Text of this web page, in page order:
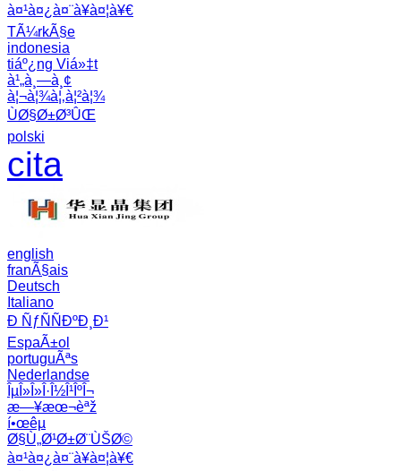
à¤¹à¤¿à¤¨à¥à¤¦à¥€
TÃ¼rkÃ§e
indonesia
tiáº¿ng Viá»‡t
à¹„à¸—à¸¢
à¦¬à¦¾à¦‚à¦²à¦¾
ÙØ§Ø±Ø³ÛŒ
polski
cita
english
franÃ§ais
Deutsch
Italiano
Ð ÑƒÑÑÐºÐ¸Ð¹
EspaÃ±ol
portuguÃªs
Nederlandse
ÎµÎ»Î»Î·Î½Î¹ÎºÎ¬
æ—¥æœ¬èªž
í•œêµ­
Ø§Ù„Ø¹Ø±Ø¨ÙŠØ©
à¤¹à¤¿à¤¨à¥à¤¦à¥€